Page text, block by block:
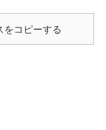
をコピーする